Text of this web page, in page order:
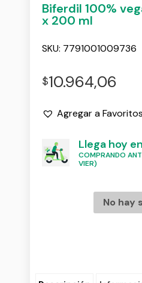
Biferdil 100%
x 200 ml
SKU: 7791001009736
$10.964,06
Agregar a Favoritos
Llega hoy
COMPRANDO
VIER)
No hay